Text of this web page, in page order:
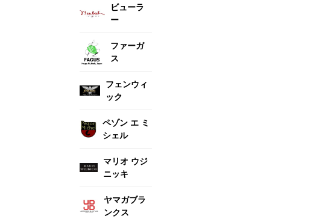
ビューラ
ー
ファーガ
ス
フェンウィ
ック
ペゾン エ ミ
シェル
マリオ ウジ
ニッキ
ヤマガブラ
ンクス